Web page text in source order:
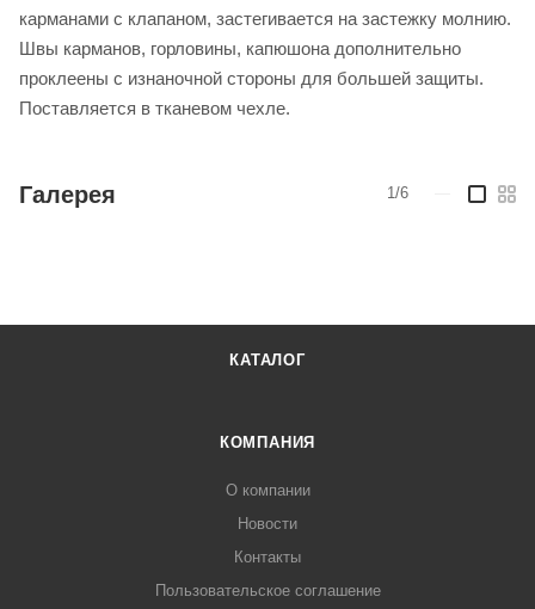
карманами с клапаном, застегивается на застежку молнию.
Швы карманов, горловины, капюшона дополнительно
проклеены с изнаночной стороны для большей защиты.
Поставляется в тканевом чехле.
Галерея 1/6
КАТАЛОГ
КОМПАНИЯ
О компании
Новости
Контакты
Пользовательское соглашение